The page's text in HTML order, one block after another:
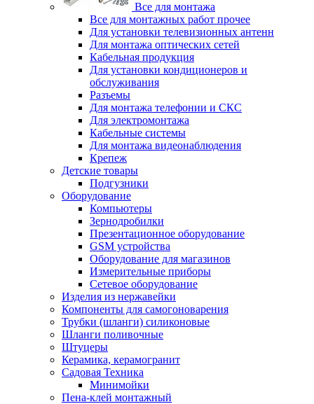
Все для монтажа
Все для монтажных работ прочее
Для установки телевизионных антенн
Для монтажа оптических сетей
Кабельная продукция
Для установки кондиционеров и
обслуживания
Разъемы
Для монтажа телефонии и СКС
Для электромонтажа
Кабельные системы
Для монтажа видеонаблюдения
Крепеж
Детские товары
Подгузники
Оборудование
Компьютеры
Зернодробилки
Презентационное оборудование
GSM устройства
Оборудование для магазинов
Измерительные приборы
Сетевое оборудование
Изделия из нержавейки
Компоненты для самогоноварения
Трубки (шланги) силиконовые
Шланги поливочные
Штуцеры
Керамика, керамогранит
Садовая Техника
Минимойки
Пена-клей монтажный